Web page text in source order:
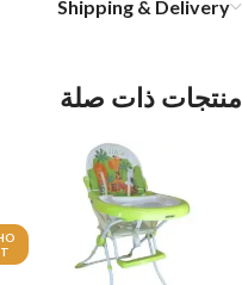
Shipping & Delivery
منتجات ذات صلة
T